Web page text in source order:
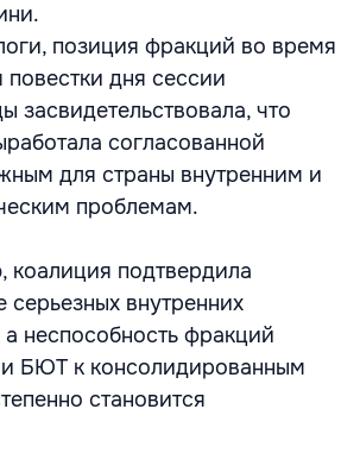
позиция фракций во время
дня сессии
засвидетельствовала, что
согласованной
для страны внутренним и
проблемам.
коалиция подтвердила
серьезных внутренних
неспособность фракций
БЮТ к консолидированным
становится